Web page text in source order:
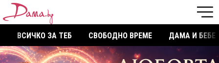
ВСИЧКО ЗА ТЕБ СВОБОДНО ВРЕМЕ ДАМА И БЕБЕ